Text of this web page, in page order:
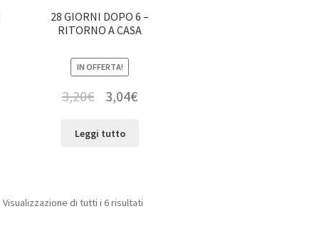
28 GIORNI DOPO 6 –
RITORNO A CASA
IN OFFERTA!
3,20€ 3,04€
Leggi tutto
Visualizzazione di tutti i 6 risultati